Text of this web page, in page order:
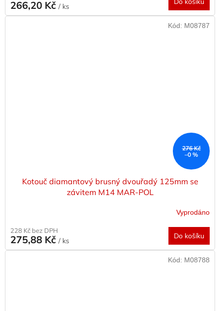
266,20 Kč / ks
276 Kč
–0 %
Kotouč diamantový brusný dvouřadý 125mm se
závitem M14 MAR-POL
Vyprodáno
228 Kč bez DPH
275,88 Kč / ks
Do košíku
Kód: M08787
Kód: M08788